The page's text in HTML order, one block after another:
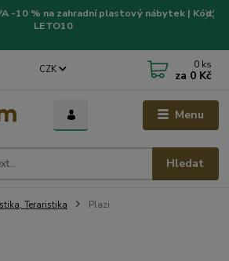
-10 % na zahradní plastový nábytek | Kód:
LETO10
Menu
CZK
Hledat
0 ks
za 0 Kč
Teraristika Plazi